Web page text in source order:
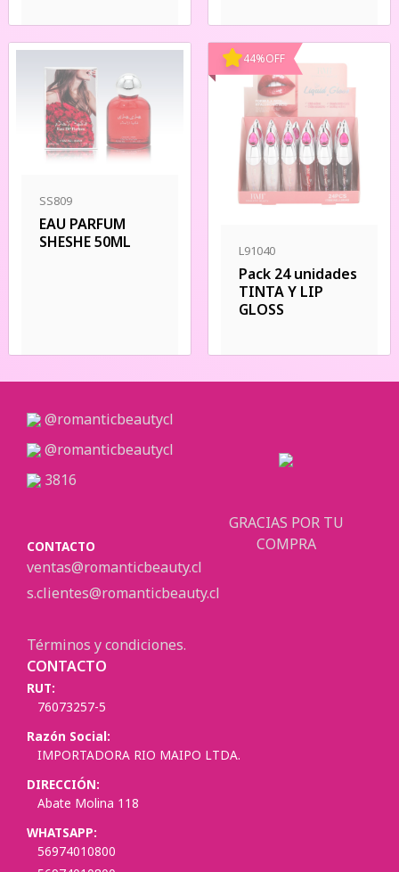
SS809
EAU PARFUM
SHESHE 50ML
44%OFF
L91040
Pack 24 unidades
TINTA Y LIP
GLOSS
@romanticbeautycl
@romanticbeautycl
3816
CONTACTO
ventas@romanticbeauty.cl
s.clientes@romanticbeauty.cl
Términos y condiciones.
GRACIAS POR TU
COMPRA
CONTACTO
RUT:
76073257-5
Razón Social:
IMPORTADORA RIO MAIPO LTDA.
DIRECCIÓN:
Abate Molina 118
WHATSAPP:
56974010800